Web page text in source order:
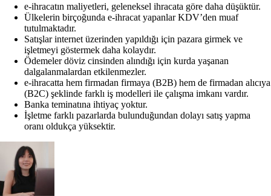
e-ihracatın maliyetleri, geleneksel ihracata göre daha düşüktür.
Ülkelerin birçoğunda e-ihracat yapanlar KDV’den muaf
tutulmaktadır.
Satışlar internet üzerinden yapıldığı için pazara girmek ve
işletmeyi göstermek daha kolaydır.
Ödemeler döviz cinsinden alındığı için kurda yaşanan
dalgalanmalardan etkilenmezler.
e-ihracatta hem firmadan firmaya (B2B) hem de firmadan alıcıya
(B2C) şeklinde farklı iş modelleri ile çalışma imkanı vardır.
Banka teminatına ihtiyaç yoktur.
İşletme farklı pazarlarda bulunduğundan dolayı satış yapma
oranı oldukça yüksektir.